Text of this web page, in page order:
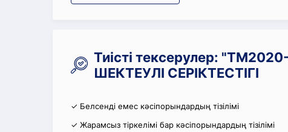
Тиісті тексерулер:
ШЕКТЕУЛІ СЕРІКТЕСТІГІ
✓ Белсенді емес кәсіпорындардың тізілімі
✓ Жарамсыз тіркелімі бар кәсіпорындардың тізілімі